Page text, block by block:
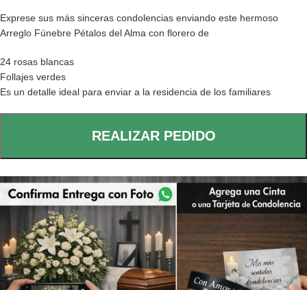
Exprese sus más sinceras condolencias enviando este hermoso
Arreglo Fúnebre Pétalos del Alma con florero de
24 rosas blancas
Follajes verdes
Es un detalle ideal para enviar a la residencia de los familiares
REALIZAR PEDIDO